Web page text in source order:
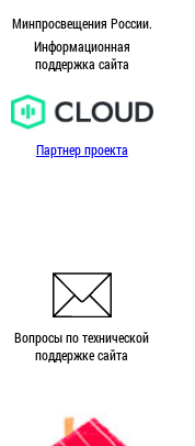
Минпросвещения России.
Информационная
поддержка сайта
Партнер проекта
Вопросы по технической
поддержке сайта